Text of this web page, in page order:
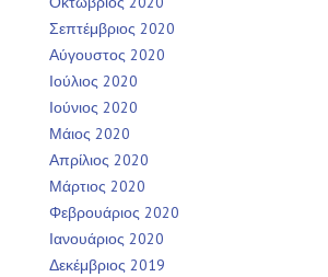
Σεπτέμβριος 2020
Αύγουστος 2020
Ιούλιος 2020
Ιούνιος 2020
Μάιος 2020
Απρίλιος 2020
Μάρτιος 2020
Φεβρουάριος 2020
Ιανουάριος 2020
Δεκέμβριος 2019